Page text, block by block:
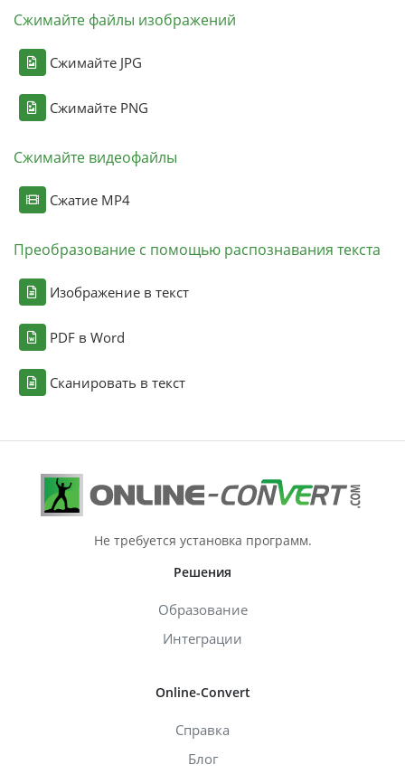
Сжимайте файлы изображений
Сжимайте JPG
Сжимайте PNG
Сжимайте видеофайлы
Сжатие MP4
Преобразование с помощью распознавания текста
Изображение в текст
PDF в Word
Сканировать в текст
Не требуется установка программ.
Решения
Образование
Интеграции
Online-Convert
Справка
Блог